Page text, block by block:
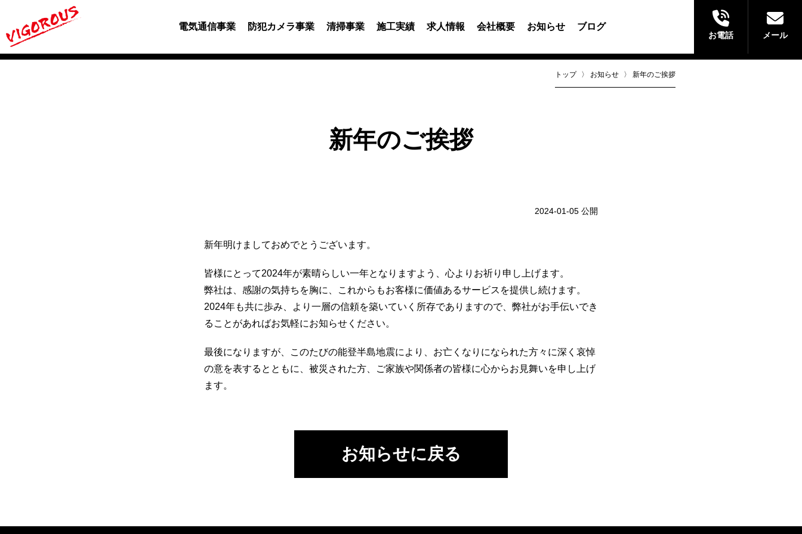
電気通信事業 防犯カメラ事業 清掃事業 施工実績 求人情報 会社概要 お知らせ ブログ
お電話 メール
トップ 〉 お知らせ 〉 新年のご挨拶
新年のご挨拶
2024-01-05 公開
新年明けましておめでとうございます。
皆様にとって2024年が素晴らしい一年となりますよう、心よりお祈り申し上げます。
弊社は、感謝の気持ちを胸に、これからもお客様に価値あるサービスを提供し続けます。
2024年も共に歩み、より一層の信頼を築いていく所存でありますので、弊社がお手伝いでき
ることがあればお気軽にお知らせください。
最後になりますが、このたびの能登半島地震により、お亡くなりになられた方々に深く哀悼
の意を表するとともに、被災された方、ご家族や関係者の皆様に心からお見舞いを申し上げ
ます。
お知らせに戻る